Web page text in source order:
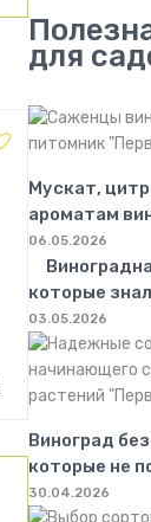
для
Мускат,
ароматам
06.05.2026
которые
03.05.2026
Виноград
которые не
30.04.2026